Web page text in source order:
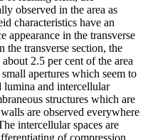
observed in the area as
characteristics have an
appearance in the transverse
the transverse section, the
2.5 per cent of the area
apertures which seem to
lumina and intercellular
structures which are
are observed everywhere
intercellular spaces are
of compression